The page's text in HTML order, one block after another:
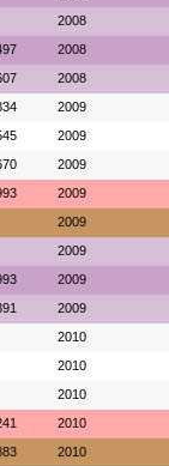
2008
2008
2008
2009
2009
2009
2009
2009
2009
2009
2009
2010
2010
2010
2010
2010